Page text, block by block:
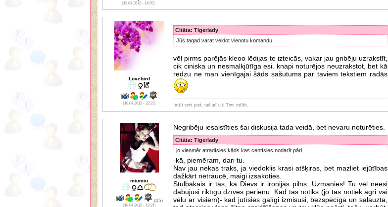
[19.04.2012 - 14:39]
Lovebird
[18.04.2012 - 22:23]
Citāta: Tigerlady
Jūs tagad varat veidot vienotu komandu
vēl pirms parējās kleoo lēdijas te izteicās, vakar jau gribēju uzrakstīt,
cik ciniska un nesmalkjūtīga esi. knapi noturējos neuzrakstot, bet kā
redzu ne man vienīgajai šāds sašutums par taviem tekstiem radās
mīli sevi pati, tad arī citi Tevi mīlēs.
miumiu
(45)
[18.04.2012 - 19:21]
Negribēju iesaistīties šai diskusija tada veidā, bet nevaru noturēties.
Citāta: Tigerlady
jo vienmēr atradīsies kāds kas centīsies nodarīt pāri..
-kā, piemēram, dari tu.
Nav jau nekas traks, ja viedoklis krasi atšķiras, bet mazliet iejūtības
dažkārt netraucē, maigi izsakoties.
Stulbākais ir tas, ka Dievs ir ironijas pilns. Uzmanies! Tu vēl neesi
dabūjusi riktīgu dzīves pērienu. Kad tas notiks (jo tas notiek agri vai
vēlu ar visiem)- kad jutīsies galīgi izmisusi, bezspēcīga un salauzta,